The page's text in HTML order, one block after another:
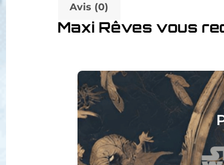
Avis (0)
Maxi Rêves vous